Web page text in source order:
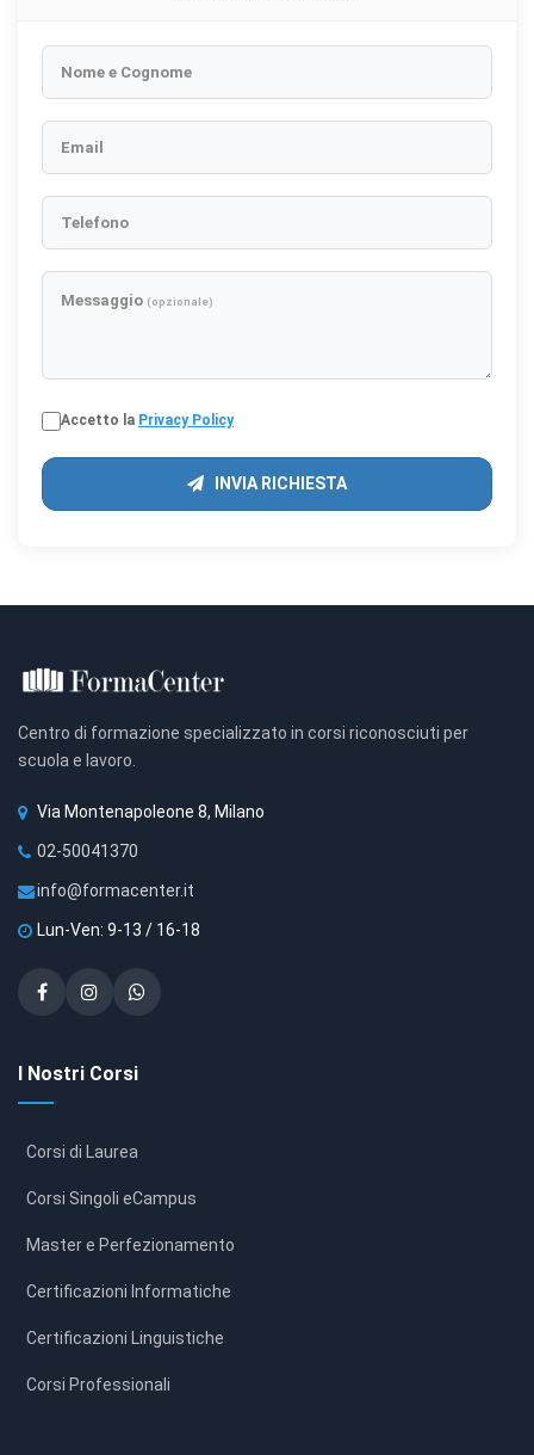
Nome e Cognome
Email
Telefono
Messaggio (opzionale)
Accetto la Privacy Policy
INVIA RICHIESTA
Centro di formazione specializzato in corsi riconosciuti per
scuola e lavoro.
Via Montenapoleone 8, Milano
02-50041370
info@formacenter.it
Lun-Ven: 9-13 / 16-18
I Nostri Corsi
Corsi di Laurea
Corsi Singoli eCampus
Master e Perfezionamento
Certificazioni Informatiche
Certificazioni Linguistiche
Corsi Professionali